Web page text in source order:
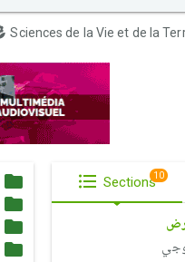
Sciences de la Vie et de la
Sections10